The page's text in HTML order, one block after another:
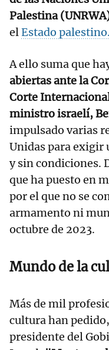
Palestina
elEstado palestino.
A ello suma que
abiertas ante la
Corte
ministro israelí,
impulsado varias
Unidas para exigir
y sin condiciones.
que ha puesto en
por el que no se
armamento ni
octubre de 2023.
Mundo de la
Más de mil
cultura han
presidente del